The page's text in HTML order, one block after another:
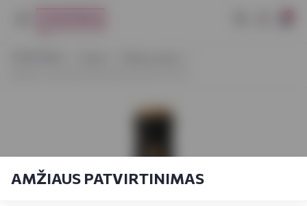
AMŽIAUS PATVIRTINIMAS